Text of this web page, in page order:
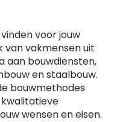
voor jouw
vakmensen uit
aan bouwdiensten,
en staalbouw.
bouwmethodes
wensen en eisen.